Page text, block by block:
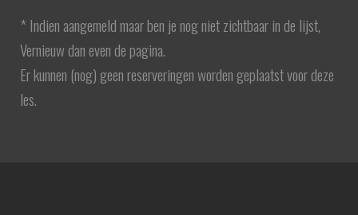
* Indien aangemeld maar ben je nog niet zichtbaar in de lijst,
Vernieuw dan even de pagina.
Er kunnen (nog) geen reserveringen worden geplaatst voor deze
les.